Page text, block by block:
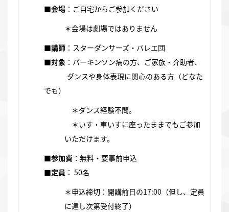
■会場 ：ご自宅からご参加ください
＊会場は劇場ではありません
■講師 ：スターダンサーズ・バレエ団
■対象 ：パーキンソン病の方、ご家族・介助者、
ダンスや身体表現に関心のある方（どなた
でも）
＊ダンス経験不問。
＊いす・車いすに座ったままでもご参加
いただけます。
■参加費 ：無料・要事前申込
■定員 ： 50名
＊申込締切：開講前日の17:00（但し、定員
に達し次第受付終了）